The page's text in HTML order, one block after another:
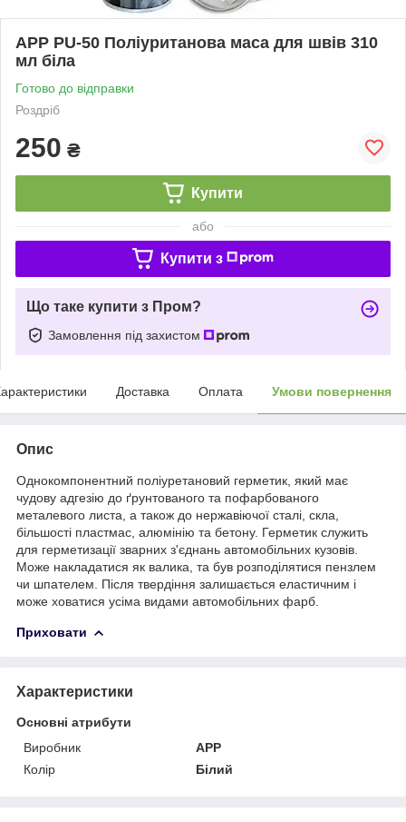
APP PU-50 Поліуританова маса для швів 310
мл біла
Готово до відправки
Роздріб
250 ₴
Купити
або
Купити з
Що таке купити з Пром?
Замовлення під захистом
Доставка Оплата Умови повернення
Опис
Однокомпонентний поліуретановий герметик, який має
чудову адгезію до ґрунтованого та пофарбованого
металевого листа, а також до нержавіючої сталі, скла,
більшості пластмас, алюмінію та бетону. Герметик служить
для герметизації зварних з'єднань автомобільних кузовів.
Може накладатися як валика, та був розподілятися пензлем
чи шпателем. Після твердіння залишається еластичним і
може ховатися усіма видами автомобільних фарб.
Приховати
Характеристики
Основні атрибути
Виробник
APP
Колір
Білий